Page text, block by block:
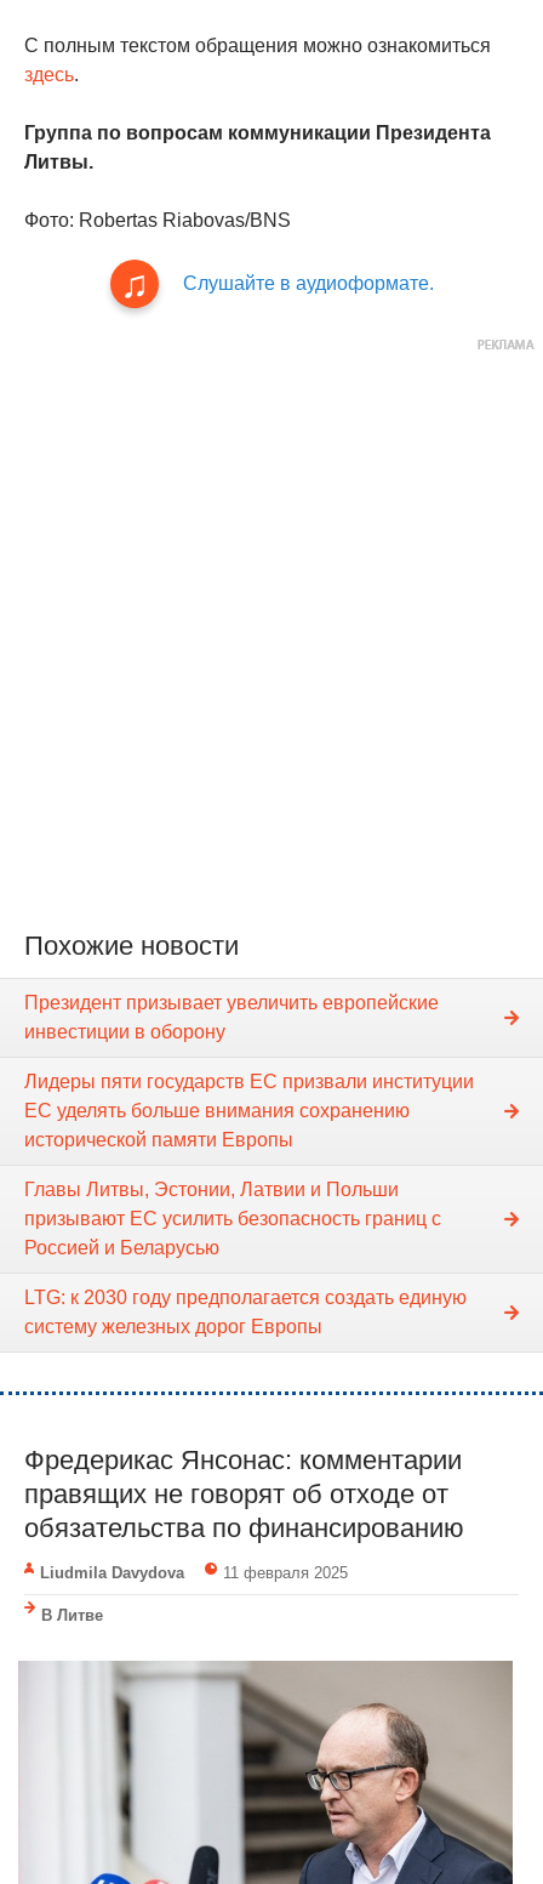
С полным текстом обращения можно ознакомиться
здесь.
Группа по вопросам коммуникации Президента
Литвы.
Фото: Robertas Riabovas/BNS
Слушайте в аудиоформате.
Похожие новости
Президент призывает увеличить европейские
инвестиции в оборону
Лидеры пяти государств ЕС призвали институции
ЕС уделять больше внимания сохранению
исторической памяти Европы
Главы Литвы, Эстонии, Латвии и Польши
призывают ЕС усилить безопасность границ с
Россией и Беларусью
LTG: к 2030 году предполагается создать единую
систему железных дорог Европы
Фредерикас Янсонас: комментарии
правящих не говорят об отходе от
обязательства по финансированию
Liudmila Davydova 11 февраля 2025
В Литве